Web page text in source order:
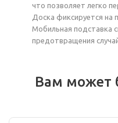
что позволяет легко
Доска фиксируется на
Мобильная подставка
предотвращения
Вам может